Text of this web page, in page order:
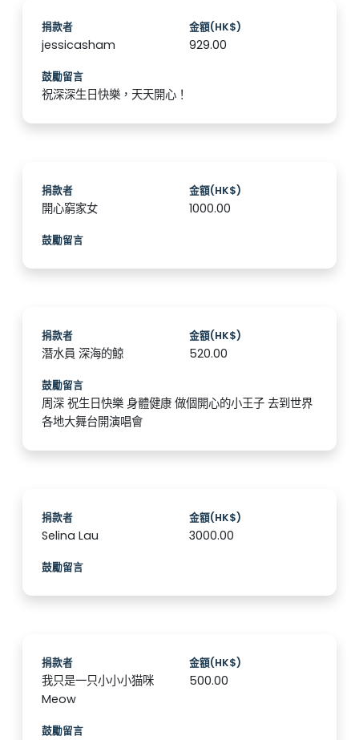
捐款者
jessicasham
金額(HK$)
929.00
鼓勵留言
祝深深生日快樂，天天開心！
捐款者
開心窮家女
金額(HK$)
1000.00
鼓勵留言
捐款者
潛水員 深海的鯨
金額(HK$)
520.00
鼓勵留言
周深 祝生日快樂 身體健康 做個開心的小王子 去到世界
各地大舞台開演唱會
捐款者
Selina Lau
金額(HK$)
3000.00
鼓勵留言
捐款者
我只是一只小小小猫咪
Meow
金額(HK$)
500.00
鼓勵留言